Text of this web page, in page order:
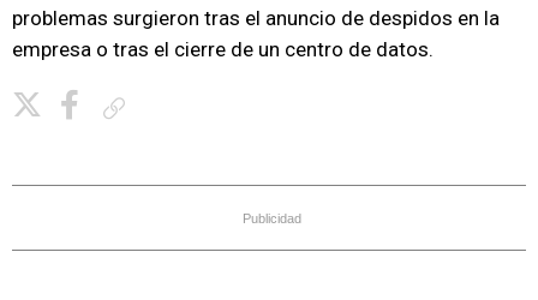
problemas surgieron tras el anuncio de despidos en la
empresa o tras el cierre de un centro de datos.
Publicidad